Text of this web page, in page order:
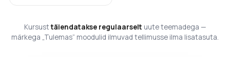
Kursusttäiendatakse regulaarselt uute teemadega —
märkega „Tulemas“ moodulid ilmuvad tellimusse ilma lisatasuta.